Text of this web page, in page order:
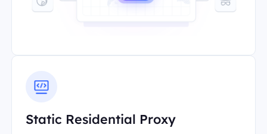
Static Residential Proxy